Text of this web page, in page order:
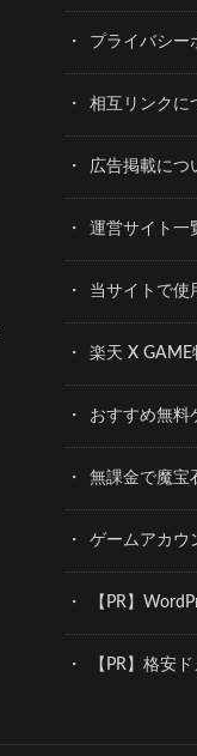
プライバシー
相互リンクに
広告掲載につ
運営サイト一
当サイトで使
楽天 X GAME
おすすめ無料
無課金で魔宝
ゲームアカウ
【PR】
【PR】格安